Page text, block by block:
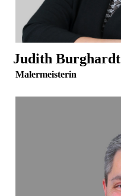
Judith Burghardt
Malermeisterin